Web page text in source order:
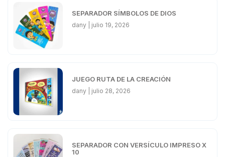
SEPARADOR SÍMBOLOS DE DIOS
dany julio 19, 2026
JUEGO RUTA DE LA CREACIÓN
dany julio 28, 2026
SEPARADOR CON VERSÍCULO IMPRESO X
10